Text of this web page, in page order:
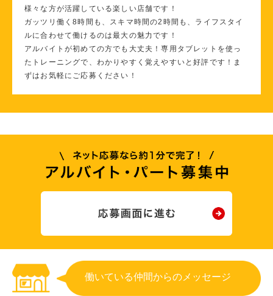
様々な方が活躍している楽しい店舗です！
ガッツリ働く8時間も、スキマ時間の2時間も、ライフスタイ
ルに合わせて働けるのは最大の魅力です！
アルバイトが初めての方でも大丈夫！専用タブレットを使っ
たトレーニングで、わかりやすく覚えやすいと好評です！ま
ずはお気軽にご応募ください！
働いている仲間からのメッセージ